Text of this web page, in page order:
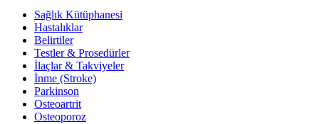
Sağlık Kütüphanesi
Hastalıklar
Belirtiler
Testler & Prosedürler
İlaçlar & Takviyeler
İnme (Stroke)
Parkinson
Osteoartrit
Osteoporoz